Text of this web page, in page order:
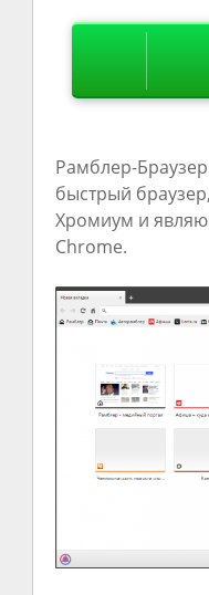
Рамблер-
быстрый
Хромиум и
Chrome.